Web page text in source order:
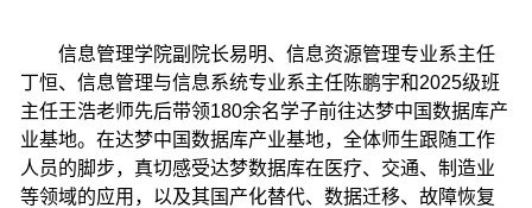
信息管理学院副院长易明、信息资源管理专业系主任
丁恒、信息管理与信息系统专业系主任陈鹏宇和2025级班
主任王浩老师先后带领180余名学子前往达梦中国数据库产
业基地。在达梦中国数据库产业基地， 全体师生跟随工作
人员的脚步，真切感受达梦数据库在医疗、交通、制造业
等领域的应用，以及其国产化替代、数据迁移、故障恢复